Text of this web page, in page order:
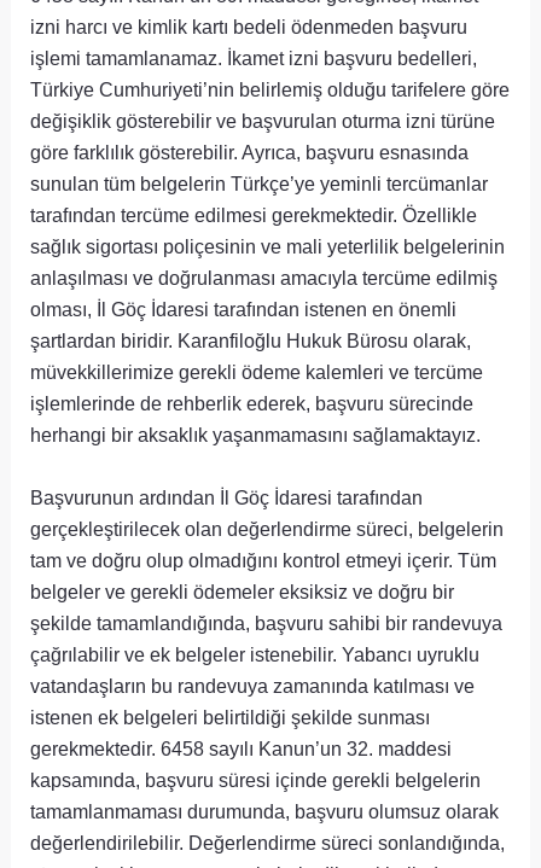
izni harcı ve kimlik kartı bedeli ödenmeden başvuru
işlemi tamamlanamaz. İkamet izni başvuru bedelleri,
Türkiye Cumhuriyeti’nin belirlemiş olduğu tarifelere göre
değişiklik gösterebilir ve başvurulan oturma izni türüne
göre farklılık gösterebilir. Ayrıca, başvuru esnasında
sunulan tüm belgelerin Türkçe’ye yeminli tercümanlar
tarafından tercüme edilmesi gerekmektedir. Özellikle
sağlık sigortası poliçesinin ve mali yeterlilik belgelerinin
anlaşılması ve doğrulanması amacıyla tercüme edilmiş
olması, İl Göç İdaresi tarafından istenen en önemli
şartlardan biridir. Karanfiloğlu Hukuk Bürosu olarak,
müvekkillerimize gerekli ödeme kalemleri ve tercüme
işlemlerinde de rehberlik ederek, başvuru sürecinde
herhangi bir aksaklık yaşanmamasını sağlamaktayız.
Başvurunun ardından İl Göç İdaresi tarafından
gerçekleştirilecek olan değerlendirme süreci, belgelerin
tam ve doğru olup olmadığını kontrol etmeyi içerir. Tüm
belgeler ve gerekli ödemeler eksiksiz ve doğru bir
şekilde tamamlandığında, başvuru sahibi bir randevuya
çağrılabilir ve ek belgeler istenebilir. Yabancı uyruklu
vatandaşların bu randevuya zamanında katılması ve
istenen ek belgeleri belirtildiği şekilde sunması
gerekmektedir. 6458 sayılı Kanun’un 32. maddesi
kapsamında, başvuru süresi içinde gerekli belgelerin
tamamlanmaması durumunda, başvuru olumsuz olarak
değerlendirilebilir. Değerlendirme süreci sonlandığında,